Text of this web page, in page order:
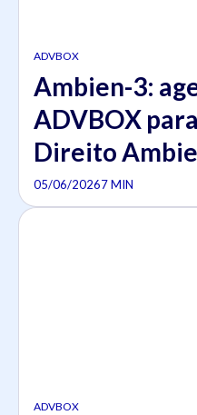
ADVBOX
Ambien-3:
ADVBOX
Direito
05/06/20267 MIN
ADVBOX